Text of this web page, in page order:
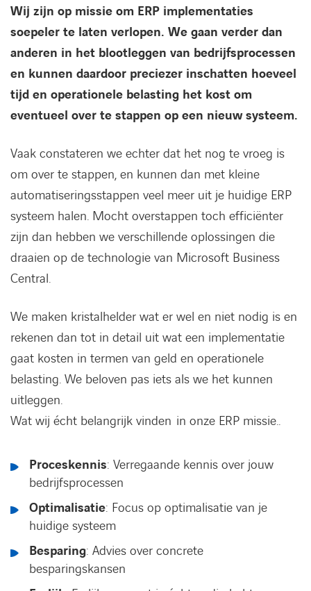
Wij zijn op missie om ERP implementaties
soepeler te laten verlopen. We gaan verder dan
anderen in het blootleggen van bedrijfsprocessen
en kunnen daardoor preciezer inschatten hoeveel
tijd en operationele belasting het kost om
eventueel over te stappen op een nieuw systeem.
Vaak constateren we echter dat het nog te vroeg is
om over te stappen, en kunnen dan met kleine
automatiseringsstappen veel meer uit je huidige ERP
systeem halen. Mocht overstappen toch efficiënter
zijn dan hebben we verschillende oplossingen die
draaien op de technologie van Microsoft Business
Central.
We maken kristalhelder wat er wel en niet nodig is en
rekenen dan tot in detail uit wat een implementatie
gaat kosten in termen van geld en operationele
belasting. We beloven pas iets als we het kunnen
uitleggen.
Wat wij écht belangrijk vinden in onze ERP missie..
Proceskennis: Verregaande kennis over jouw
bedrijfsprocessen
Optimalisatie: Focus op optimalisatie van je
huidige systeem
Besparing: Advies over concrete
besparingskansen